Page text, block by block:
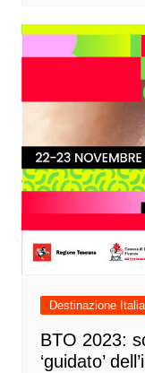
Destinazione Italia
BTO 2023:
‘guidato’